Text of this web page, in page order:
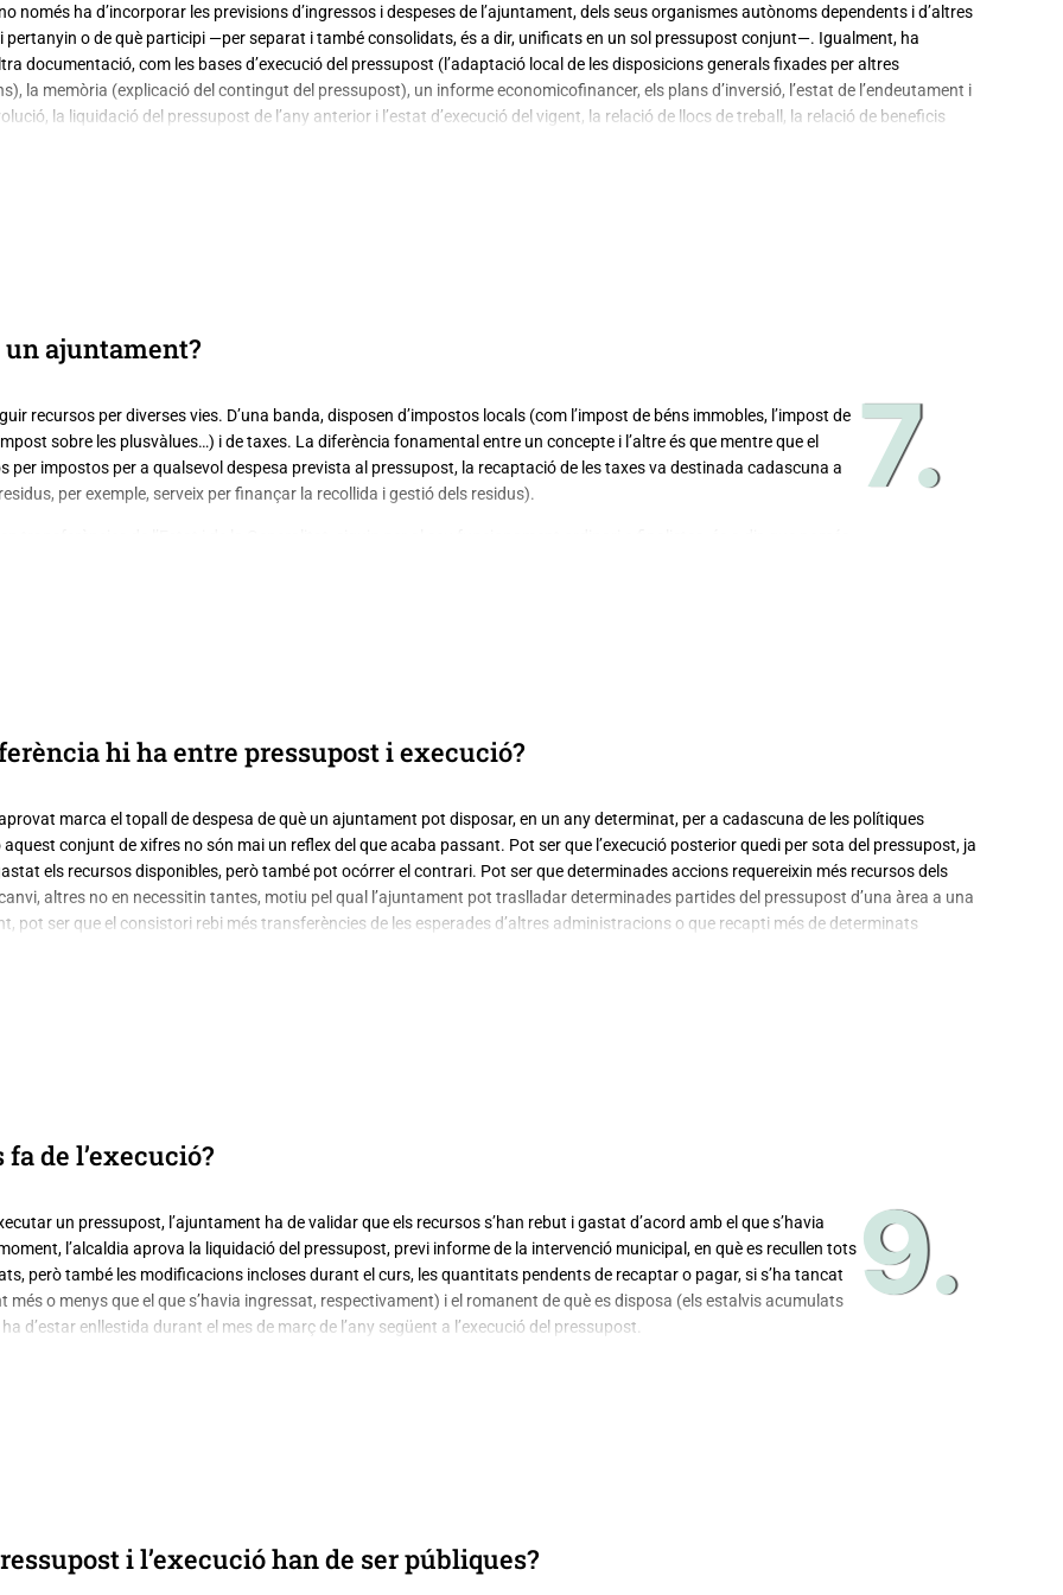
només ha d’incorporar les previsions d’ingressos i despeses de l’ajuntament, dels seus organismes autònoms dependents i d’altres
pertanyin o de què participi —per separat i també consolidats, és a dir, unificats en un sol pressupost conjunt—. Igualment, ha
documentació, com les bases d’execució del pressupost (l’adaptació local de les disposicions generals fixades per altres
la memòria (explicació del contingut del pressupost), un informe economicofinancer, els plans d’inversió, l’estat de l’endeutament i
la liquidació del pressupost de l’any anterior i l’estat d’execució del vigent, la relació de llocs de treball, la relació de beneficis
i societats mercantils també han d’adjuntar documentació pròpia.
ajuntament?
recursos per diverses vies. D’una banda, disposen d’impostos locals (com l’impost de béns immobles, l’impost de
sobre les plusvàlues…) i de taxes. La diferència fonamental entre un concepte i l’altre és que mentre que el
per impostos per a qualsevol despesa prevista al pressupost, la recaptació de les taxes va destinada cadascuna a
per exemple, serveix per finançar la recollida i gestió dels residus).
Així mateix, també poden ingressar recursos venent patrimoni, llogant espais municipals, amb el rendiment de
7.
hi ha entre pressupost i execució?
marca el topall de despesa de què un ajuntament pot disposar, en un any determinat, per a cadascuna de les polítiques
aquest conjunt de xifres no són mai un reflex del que acaba passant. Pot ser que l’execució posterior quedi per sota del pressupost, ja
els recursos disponibles, però també pot ocórrer el contrari. Pot ser que determinades accions requereixin més recursos dels
altres no en necessitin tantes, motiu pel qual l’ajuntament pot traslladar determinades partides del pressupost d’una àrea a una
pot ser que el consistori rebi més transferències de les esperades d’altres administracions o que recapti més de determinats
ajustos a la baixa per evitar quedar-se sense diners abans d’acabar l’any.
de l’execució?
un pressupost, l’ajuntament ha de validar que els recursos s’han rebut i gastat d’acord amb el que s’havia
l’alcaldia aprova la liquidació del pressupost, previ informe de la intervenció municipal, en què es recullen tots
però també les modificacions incloses durant el curs, les quantitats pendents de recaptar o pagar, si s’ha tancat
o menys que el que s’havia ingressat, respectivament) i el romanent de què es disposa (els estalvis acumulats
d’estar enllestida durant el mes de març de l’any següent a l’execució del pressupost.
el compte general, que va més enllà de la liquidació. Inclou també una explicació de la imatge global de la
9.
i l’execució han de ser públiques?